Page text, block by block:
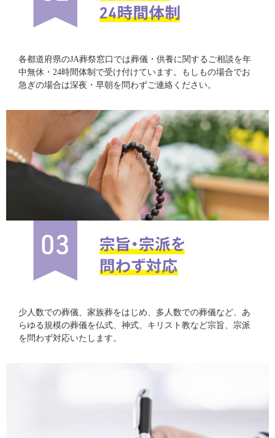
各都道府県のJA葬祭窓口では葬儀・供養に関するご相談を年
中無休・24時間体制で受け付けています。もしもの場合でお
急ぎの場合は深夜・早朝を問わずご連絡ください。
少人数での葬儀、家族葬をはじめ、多人数での葬儀など、あ
らゆる規模の葬儀を仏式、神式、キリスト教など宗旨、宗派
を問わず対応いたします。